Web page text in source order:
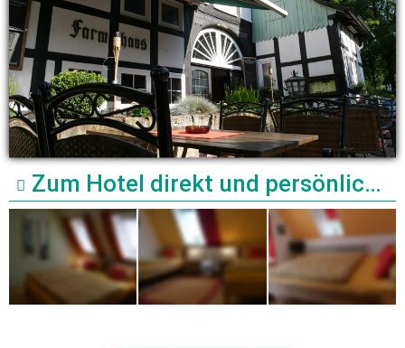
Zum Hotel direkt und persönlich : 054838363 / DZ 90 Euro